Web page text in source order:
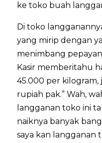
ke toko buah
Di toko
yang mirip dengan
menimbang
Kasir memberitahu
45.000 per kilogram,
rupiah pak.” Wah,
langganan toko ini
naiknya banyak
saya kan langganan